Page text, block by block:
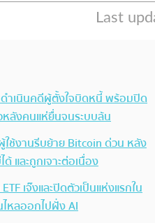
ำเนินคดีผู้ตั้งใจบิดหนี้ พร้อมปิด
ลังคนแห่ยื่นจนระบบล้น
ใช้งานรีบย้าย Bitcoin ด่วน หลัง
และถูกเจาะต่อเนื่อง
เจ๊งและปิดตัวเป็นแห่งแรกใน
หลออกไปฝั่ง AI